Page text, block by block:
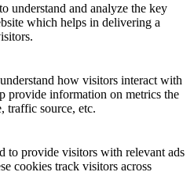
understand and analyze the key
which helps in delivering a
how visitors interact with
provide information on metrics the
traffic source, etc.
to provide visitors with relevant ads
cookies track visitors across